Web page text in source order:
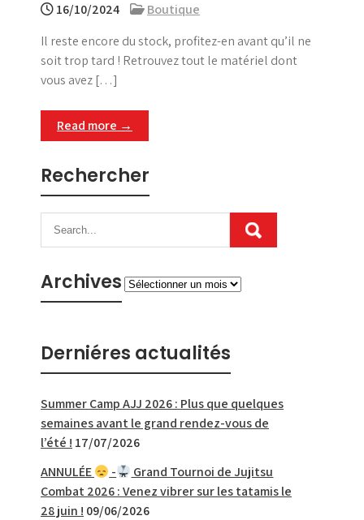
16/10/2024
Boutique
Il reste encore du stock, profitez-en avant qu’il ne
soit trop tard ! Retrouvez tout le matériel dont
vous avez […]
Read more →
Rechercher
ArchivesArchives
Derniéres actualités
Summer Camp AJJ 2026 : Plus que quelques
semaines avant le grand rendez-vous de
l’été ! 17/07/2026
ANNULÉE
-
Grand Tournoi de Jujitsu
Combat 2026 : Venez vibrer sur les tatamis le
28 juin ! 09/06/2026